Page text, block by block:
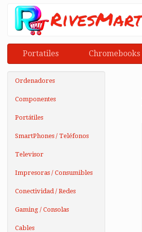
Portatiles Chromebooks
Ordenadores
Componentes
Portátiles
SmartPhones / Teléfonos
Televisor
Impresoras / Consumibles
Conectividad / Redes
Gaming / Consolas
Cables